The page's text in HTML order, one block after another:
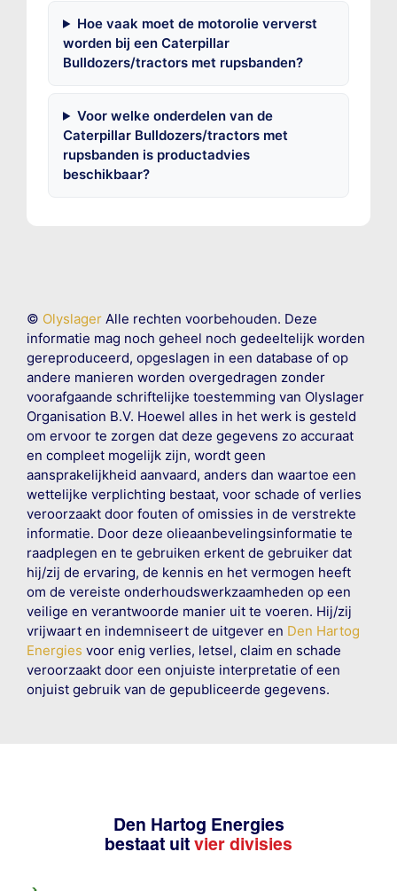
Hoe vaak moet de motorolie ververst
worden bij een Caterpillar
Bulldozers/tractors met rupsbanden?
Voor welke onderdelen van de
Caterpillar Bulldozers/tractors met
rupsbanden is productadvies
beschikbaar?
© OlyslagerAlle rechten voorbehouden. Deze
informatie mag noch geheel noch gedeeltelijk worden
gereproduceerd, opgeslagen in een database of op
andere manieren worden overgedragen zonder
voorafgaande schriftelijke toestemming van Olyslager
Organisation B.V. Hoewel alles in het werk is gesteld
om ervoor te zorgen dat deze gegevens zo accuraat
en compleet mogelijk zijn, wordt geen
aansprakelijkheid aanvaard, anders dan waartoe een
wettelijke verplichting bestaat, voor schade of verlies
veroorzaakt door fouten of omissies in de verstrekte
informatie. Door deze olieaanbevelingsinformatie te
raadplegen en te gebruiken erkent de gebruiker dat
hij/zij de ervaring, de kennis en het vermogen heeft
om de vereiste onderhoudswerkzaamheden op een
veilige en verantwoorde manier uit te voeren. Hij/zij
vrijwaart en indemniseert de uitgever en Den Hartog
Energies voor enig verlies, letsel, claim en schade
veroorzaakt door een onjuiste interpretatie of een
onjuist gebruik van de gepubliceerde gegevens.
Den Hartog Energies
bestaat uit vier divisies